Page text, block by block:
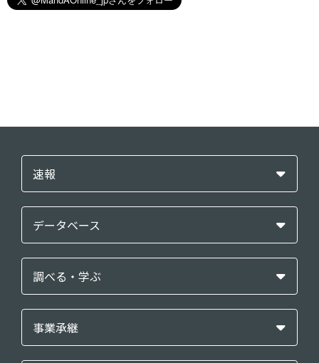
速報
データベース
調べる・学ぶ
事業承継